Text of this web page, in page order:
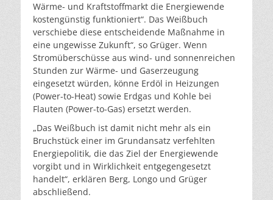
Wärme- und Kraftstoffmarkt die Energiewende
kostengünstig funktioniert“. Das Weißbuch
verschiebe diese entscheidende Maßnahme in
eine ungewisse Zukunft“, so Grüger. Wenn
Stromüberschüsse aus wind- und sonnenreichen
Stunden zur Wärme- und Gaserzeugung
eingesetzt würden, könne Erdöl in Heizungen
(Power-to-Heat) sowie Erdgas und Kohle bei
Flauten (Power-to-Gas) ersetzt werden.
„Das Weißbuch ist damit nicht mehr als ein
Bruchstück einer im Grundansatz verfehlten
Energiepolitik, die das Ziel der Energiewende
vorgibt und in Wirklichkeit entgegengesetzt
handelt“, erklären Berg, Longo und Grüger
abschließend.